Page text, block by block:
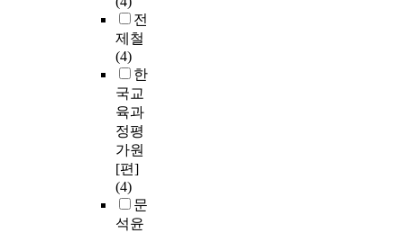
전
제철
(4)
한
국교
육과
정평
가원
[편]
(4)
문
석윤